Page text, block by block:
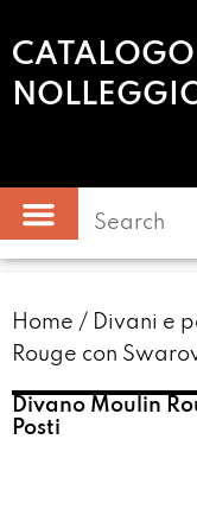
CATALOGO
Home / Divani e
Rouge con
Divano Moulin
Posti